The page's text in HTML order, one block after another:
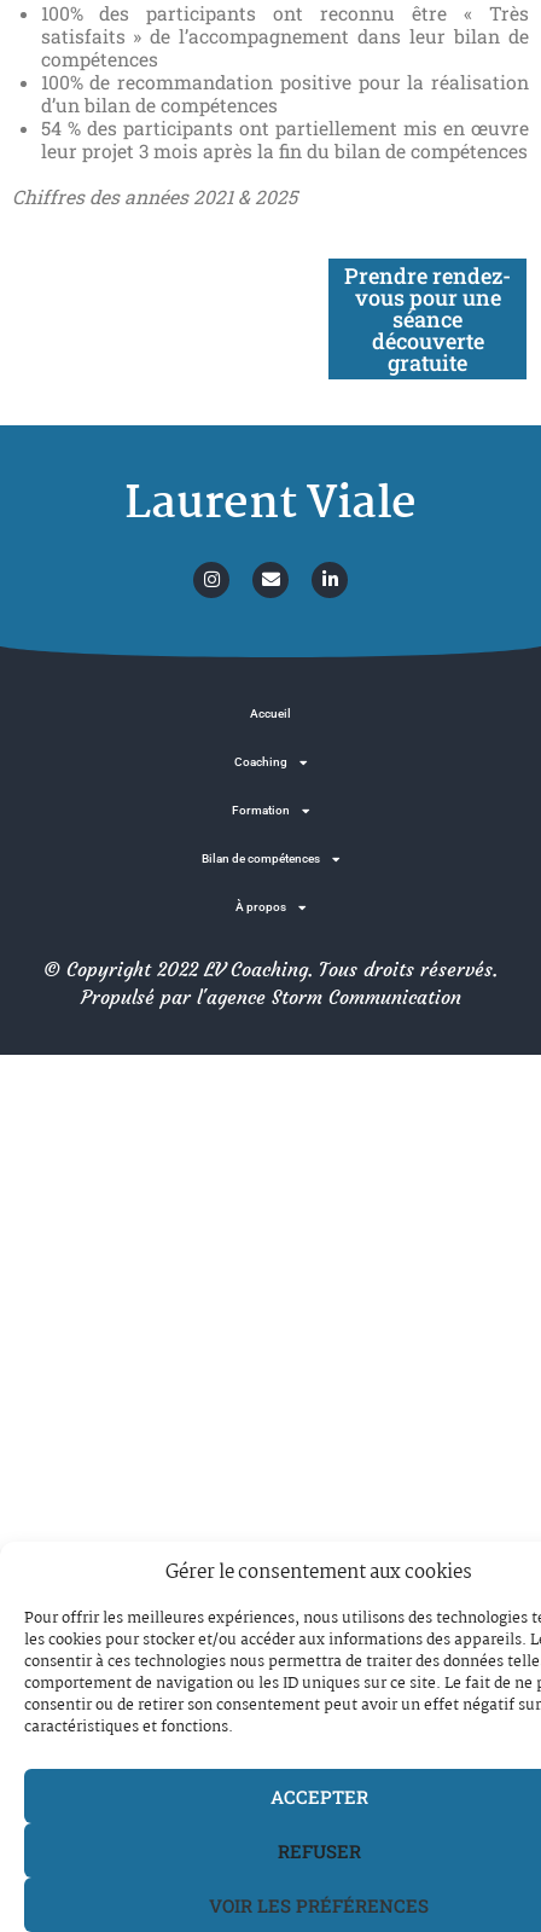
Gérer le consentement aux cookies
Pour offrir les meilleures expériences, nous utilisons des technologies
les cookies pour stocker et/ou accéder aux informations des appareils.
consentir à ces technologies nous permettra de traiter des données
comportement de navigation ou les ID uniques sur ce site. Le fait de ne
consentir ou de retirer son consentement peut avoir un effet négatif
caractéristiques et fonctions.
ACCEPTER
REFUSER
VOIR LES PRÉFÉRENCES
100% des participants ont reconnu être « Très
satisfaits » de l’accompagnement dans leur bilan de
compétences
100% de recommandation positive pour la réalisation
d’un bilan de compétences
54 % des participants ont partiellement mis en œuvre
leur projet 3 mois après la fin du bilan de compétences
Chiffres des années 2021 & 2025
Prendre rendez-
vous pour une
séance
découverte
gratuite
Laurent Viale
Accueil
Coaching
Formation
Bilan de compétences
À propos
© Copyright 2022 LV Coaching. Tous droits réservés.
Propulsé par l'agence Storm Communication